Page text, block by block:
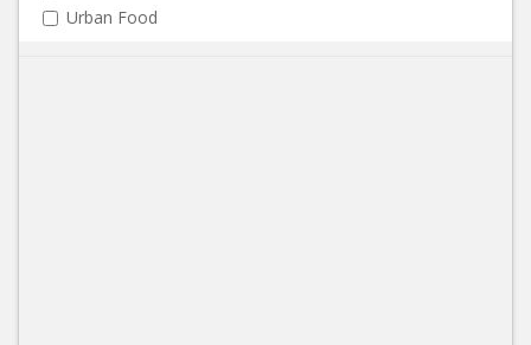
Urban Food